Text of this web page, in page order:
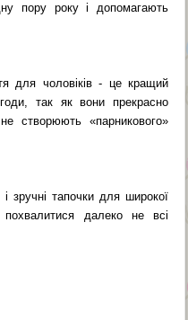
пору року і допомагають
для чоловіків - це кращий
так як вони прекрасно
створюють «парникового»
зручні тапочки для широкої
далеко не всі